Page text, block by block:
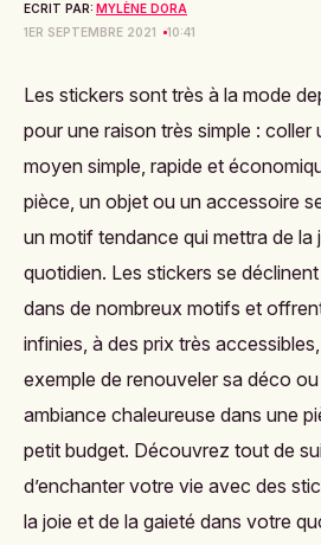
ECRIT PAR: MYLÈNE DORA
1ER SEPTEMBRE 2021
10:41
Les stickers sont très à la mode
pour une raison très simple : coller
moyen simple, rapide et
pièce, un objet ou un accessoire
un motif tendance qui mettra de la
quotidien. Les stickers se
dans de nombreux motifs et
infinies, à des prix très
exemple de renouveler sa déco
ambiance chaleureuse dans une
petit budget. Découvrez tout de
d’enchanter votre vie avec des
la joie et de la gaieté dans votre